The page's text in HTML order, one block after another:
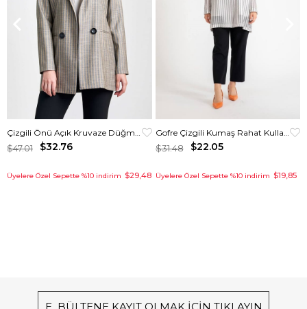
$32.76
$47.01
Üyelere Özel Sepette %10 indirim $29,48
$22.05
$31.48
Üyelere Özel Sepette %10 indirim $19,85